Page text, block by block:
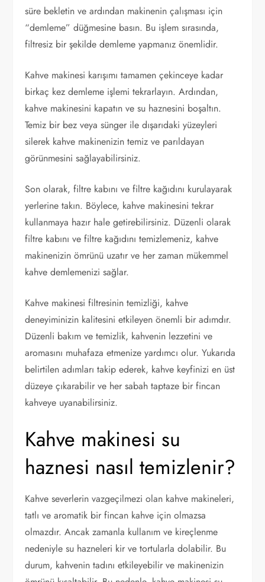
süre bekletin ve ardından makinenin çalışması için
“demleme” düğmesine basın. Bu işlem sırasında,
filtresiz bir şekilde demleme yapmanız önemlidir.
Kahve makinesi karışımı tamamen çekinceye kadar
birkaç kez demleme işlemi tekrarlayın. Ardından,
kahve makinesini kapatın ve su haznesini boşaltın.
Temiz bir bez veya sünger ile dışarıdaki yüzeyleri
silerek kahve makinenizin temiz ve parıldayan
görünmesini sağlayabilirsiniz.
Son olarak, filtre kabını ve filtre kağıdını kurulayarak
yerlerine takın. Böylece, kahve makinesini tekrar
kullanmaya hazır hale getirebilirsiniz. Düzenli olarak
filtre kabını ve filtre kağıdını temizlemeniz, kahve
makinenizin ömrünü uzatır ve her zaman mükemmel
kahve demlemenizi sağlar.
Kahve makinesi filtresinin temizliği, kahve
deneyiminizin kalitesini etkileyen önemli bir adımdır.
Düzenli bakım ve temizlik, kahvenin lezzetini ve
aromasını muhafaza etmenize yardımcı olur. Yukarıda
belirtilen adımları takip ederek, kahve keyfinizi en üst
düzeye çıkarabilir ve her sabah taptaze bir fincan
kahveye uyanabilirsiniz.
Kahve makinesi su
haznesi nasıl temizlenir?
Kahve severlerin vazgeçilmezi olan kahve makineleri,
tatlı ve aromatik bir fincan kahve için olmazsa
olmazdır. Ancak zamanla kullanım ve kireçlenme
nedeniyle su hazneleri kir ve tortularla dolabilir. Bu
durum, kahvenin tadını etkileyebilir ve makinenizin